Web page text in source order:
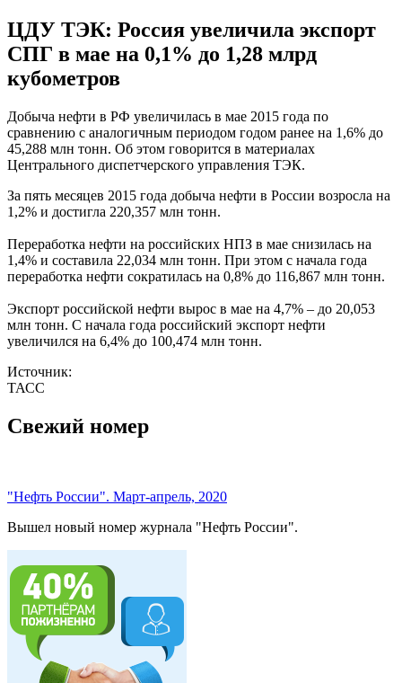
ЦДУ ТЭК: Россия увеличила экспорт
СПГ в мае на 0,1% до 1,28 млрд
кубометров
Добыча нефти в РФ увеличилась в мае 2015 года по
сравнению с аналогичным периодом годом ранее на 1,6% до
45,288 млн тонн. Об этом говорится в материалах
Центрального диспетчерского управления ТЭК.
За пять месяцев 2015 года добыча нефти в России возросла на
1,2% и достигла 220,357 млн тонн.
Переработка нефти на российских НПЗ в мае снизилась на
1,4% и составила 22,034 млн тонн. При этом с начала года
переработка нефти сократилась на 0,8% до 116,867 млн тонн.
Экспорт российской нефти вырос в мае на 4,7% – до 20,053
млн тонн. С начала года российский экспорт нефти
увеличился на 6,4% до 100,474 млн тонн.
Источник:
ТАСС
Свежий номер
"Нефть России". Март-апрель, 2020
Вышел новый номер журнала "Нефть России".